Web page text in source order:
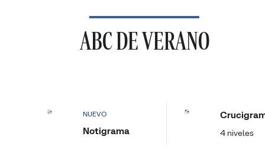
ABC DE VERANO
NUEVO
Notigrama 4 niveles